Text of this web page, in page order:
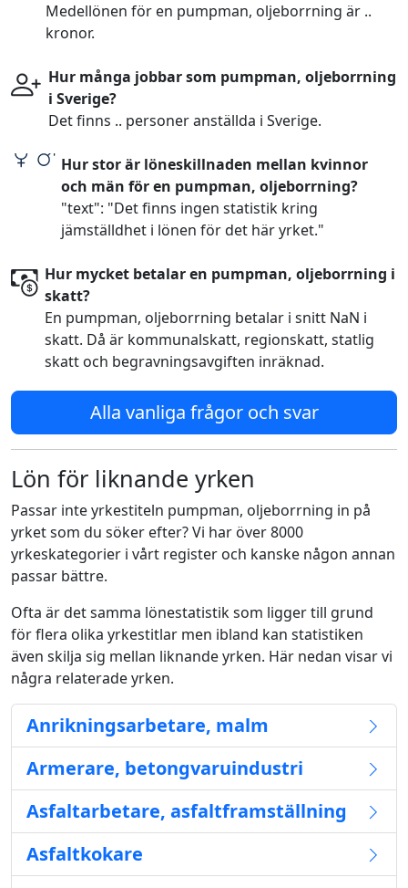
Medellönen för en pumpman, oljeborrning är ..
kronor.
Hur många jobbar som pumpman, oljeborrning
i Sverige?
Det finns .. personer anställda i Sverige.
Hur stor är löneskillnaden mellan kvinnor
och män för en pumpman, oljeborrning?
"text": "Det finns ingen statistik kring
jämställdhet i lönen för det här yrket."
Hur mycket betalar en pumpman, oljeborrning i
skatt?
En pumpman, oljeborrning betalar i snitt NaN i
skatt. Då är kommunalskatt, regionskatt, statlig
skatt och begravningsavgiften inräknad.
Alla vanliga frågor och svar
Lön för liknande yrken
Passar inte yrkestiteln pumpman, oljeborrning in på
yrket som du söker efter? Vi har över 8000
yrkeskategorier i vårt register och kanske någon annan
passar bättre.
Ofta är det samma lönestatistik som ligger till grund
för flera olika yrkestitlar men ibland kan statistiken
även skilja sig mellan liknande yrken. Här nedan visar vi
några relaterade yrken.
Anrikningsarbetare, malm
Armerare, betongvaruindustri
Asfaltarbetare, asfaltframställning
Asfaltkokare